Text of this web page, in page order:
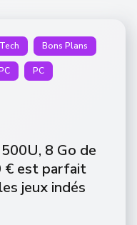
Bons Plans
PC
8 Go de
€ est parfait
jeux indés